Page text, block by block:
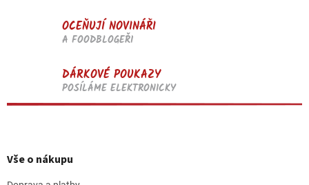
OCEŇUJÍ NOVINÁŘI
A FOODBLOGEŘI
DÁRKOVÉ POUKAZY
POSÍLÁME ELEKTRONICKY
pVše o nákupu